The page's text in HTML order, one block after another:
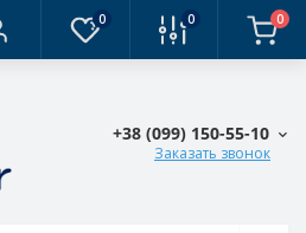
0 0 0
+38 (0‎99) 150-55-10
Заказать звонок